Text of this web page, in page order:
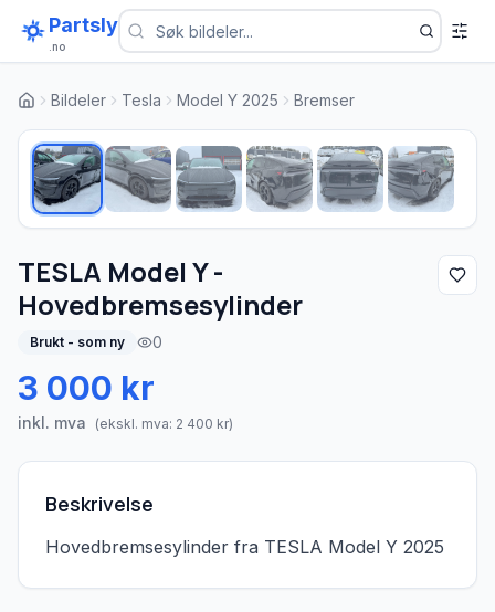
Partsly
.no
Bildeler Tesla Model Y 2025 Bremser
TESLA Model Y -
Hovedbremsesylinder
Brukt - som ny 0
3 000 kr
inkl. mva (ekskl. mva: 2 400 kr)
Beskrivelse
Hovedbremsesylinder fra TESLA Model Y 2025